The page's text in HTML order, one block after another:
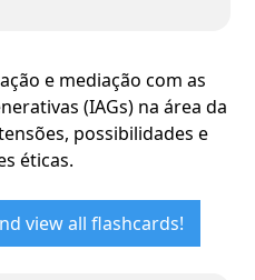
e mediação com as
(IAGs) na área da
possibilidades e
éticas.
view all flashcards!